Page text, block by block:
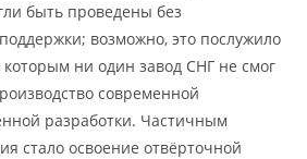
быть проведены без
возможно, это послужило
ни один завод СНГ не смог
современной
разработки. Частичным
стало освоение отвёрточной